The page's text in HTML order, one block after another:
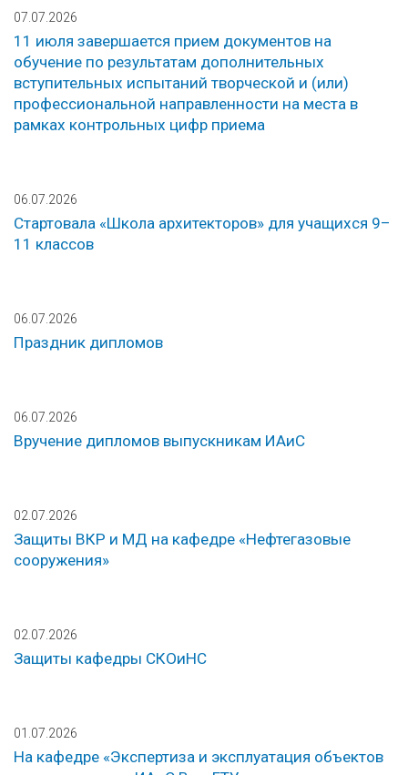
07.07.2026
11 июля завершается прием документов на
обучение по результатам дополнительных
вступительных испытаний творческой и (или)
профессиональной направленности на места в
рамках контрольных цифр приема
06.07.2026
Стартовала «Школа архитекторов» для учащихся 9–
11 классов
06.07.2026
Праздник дипломов
06.07.2026
Вручение дипломов выпускникам ИАиС
02.07.2026
Защиты ВКР и МД на кафедре «Нефтегазовые
сооружения»
02.07.2026
Защиты кафедры СКОиНС
01.07.2026
На кафедре «Экспертиза и эксплуатация объектов